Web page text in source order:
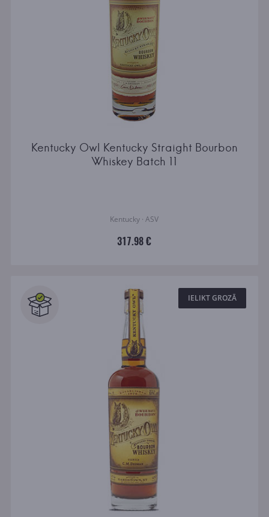
Kentucky Owl Kentucky Straight Bourbon
Whiskey Batch 11
Kentucky · ASV
317.98 €
IELIKT GROZĀ